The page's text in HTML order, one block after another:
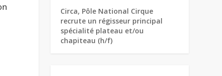
Circa, Pôle National Cirque
recrute un régisseur principal
spécialité plateau et/ou
chapiteau (h/f)